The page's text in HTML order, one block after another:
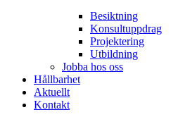
Besiktning
Konsultuppdrag
Projektering
Utbildning
Jobba hos oss
Hållbarhet
Aktuellt
Kontakt